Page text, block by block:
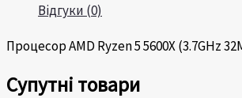
Відгуки (0)
Процесор AMD Ryzen 5 5600X (3.7GHz
Супутні товари